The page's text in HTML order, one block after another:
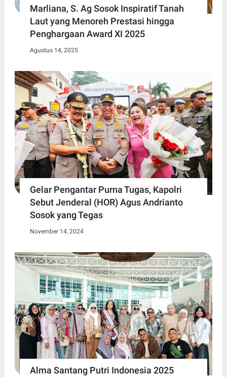
Marliana, S. Ag Sosok Inspiratif Tanah
Laut yang Menoreh Prestasi hingga
Penghargaan Award XI 2025
Agustus 14, 2025
Gelar Pengantar Purna Tugas, Kapolri
Sebut Jenderal (HOR) Agus Andrianto
Sosok yang Tegas
November 14, 2024
Alma Santang Putri Indonesia 2025